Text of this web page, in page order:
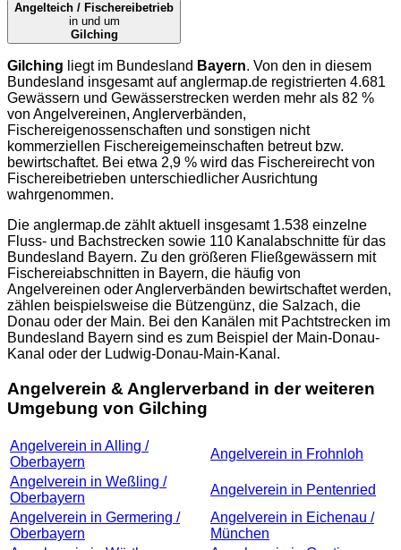
Angelteich / Fischereibetrieb
in und um
Gilching
Gilching liegt im Bundesland Bayern. Von den in diesem
Bundesland insgesamt aufanglermap.de registrierten 4.681
Gewässern und Gewässerstrecken werden mehr als 82 %
von Angelvereinen, Anglerverbänden,
Fischereigenossenschaften und sonstigen nicht
kommerziellen Fischereigemeinschaften betreut bzw.
bewirtschaftet. Bei etwa 2,9 % wird das Fischereirecht von
Fischereibetrieben unterschiedlicher Ausrichtung
wahrgenommen.
Die anglermap.de zählt aktuell insgesamt 1.538 einzelne
Fluss- und Bachstrecken sowie 110 Kanalabschnitte für das
Bundesland Bayern. Zu den größeren Fließgewässern mit
Fischereiabschnitten in Bayern, die häufig von
Angelvereinen oder Anglerverbänden bewirtschaftet werden,
zählen beispielsweise die Bützengünz, die Salzach, die
Donau oder der Main. Bei den Kanälen mit Pachtstrecken im
Bundesland Bayern sind es zum Beispiel der Main-Donau-
Kanal oder der Ludwig-Donau-Main-Kanal.
Angelverein & Anglerverband in der weiteren
Umgebung von Gilching
Angelverein in Alling /
Oberbayern
Angelverein in Frohnloh
Angelverein in Weßling /
Oberbayern
Angelverein in Pentenried
Angelverein in Germering /
Oberbayern
Angelverein in Eichenau /
München